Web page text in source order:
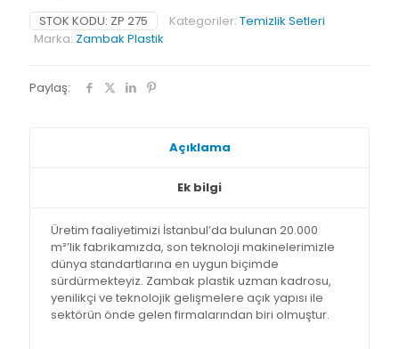
STOK KODU: ZP 275 Kategoriler: Temizlik Setleri
Marka: Zambak Plastik
Paylaş:
Açıklama
Ek bilgi
Üretim faaliyetimizi İstanbul’da bulunan 20.000
m²’lik fabrikamızda, son teknoloji makinelerimizle
dünya standartlarına en uygun biçimde
sürdürmekteyiz. Zambak plastik uzman kadrosu,
yenilikçi ve teknolojik gelişmelere açık yapısı ile
sektörün önde gelen firmalarından biri olmuştur.